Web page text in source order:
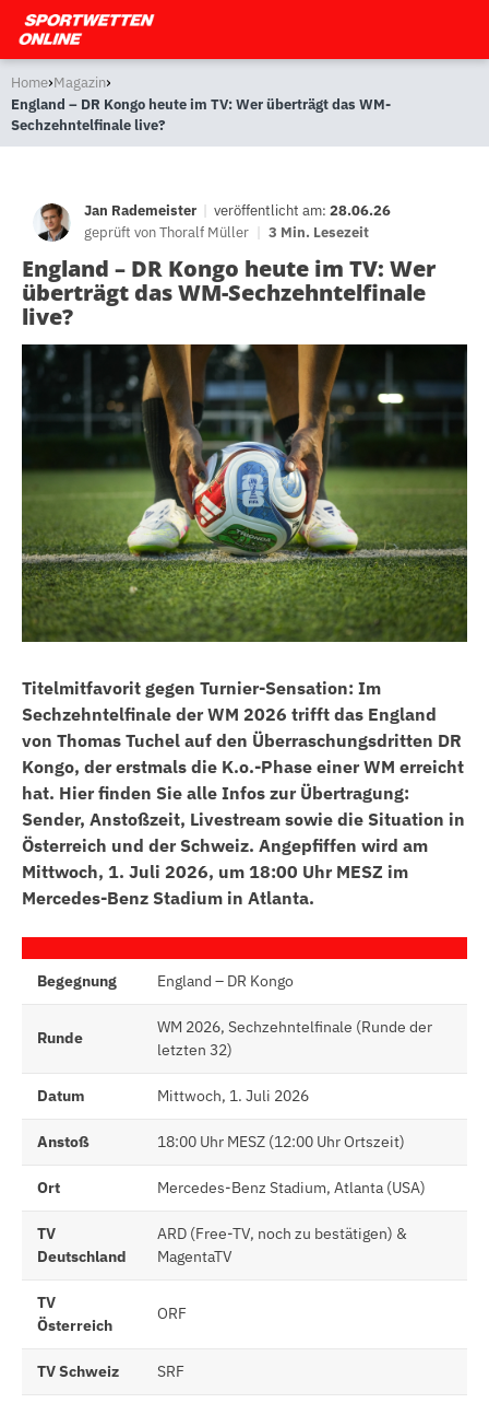
Home›Magazin›
England – DR Kongo heute im TV: Wer überträgt das WM-
Sechzehntelfinale live?
Jan Rademeister | veröffentlicht am: 28.06.26
geprüft vonThoralf Müller | 3 Min. Lesezeit
England – DR Kongo heute im TV: Wer
überträgt das WM-Sechzehntelfinale
live?
Titelmitfavorit gegen Turnier-Sensation: Im
Sechzehntelfinale der WM 2026 trifft das England
von Thomas Tuchel auf den Überraschungsdritten DR
Kongo, der erstmals die K.o.-Phase einer WM erreicht
hat. Hier finden Sie alle Infos zur Übertragung:
Sender, Anstoßzeit, Livestream sowie die Situation in
Österreich und der Schweiz. Angepfiffen wird am
Mittwoch, 1. Juli 2026, um 18:00 Uhr MESZ im
Mercedes-Benz Stadium in Atlanta.
Begegnung England – DR Kongo
Runde
WM 2026, Sechzehntelfinale (Runde der
letzten 32)
Datum Mittwoch, 1. Juli 2026
Anstoß 18:00 Uhr MESZ (12:00 Uhr Ortszeit)
Ort Mercedes-Benz Stadium, Atlanta (USA)
TV
Deutschland
ARD (Free-TV, noch zu bestätigen) &
MagentaTV
TV
Österreich
ORF
TV Schweiz SRF